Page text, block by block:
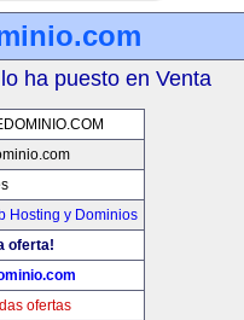
ha puesto en Venta
Hosting y Dominios
oferta!
ofertas